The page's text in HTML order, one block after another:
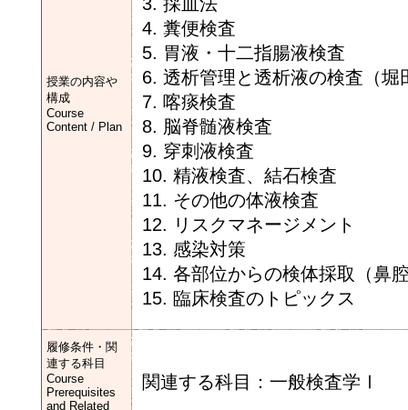
授業の内容や
構成
Course
Content / Plan
4. 糞便検査
5. 胃液・十二指腸液検査
6. 透析管理と透析液の検査（堀
7. 喀痰検査
8. 脳脊髄液検査
9. 穿刺液検査
10. 精液検査、結石検査
11. その他の体液検査
12. リスクマネージメント
13. 感染対策
14. 各部位からの検体採取（鼻
15. 臨床検査のトピックス
履修条件・関
連する科目
Course
Prerequisites
and Related
関連する科目：一般検査学Ⅰ